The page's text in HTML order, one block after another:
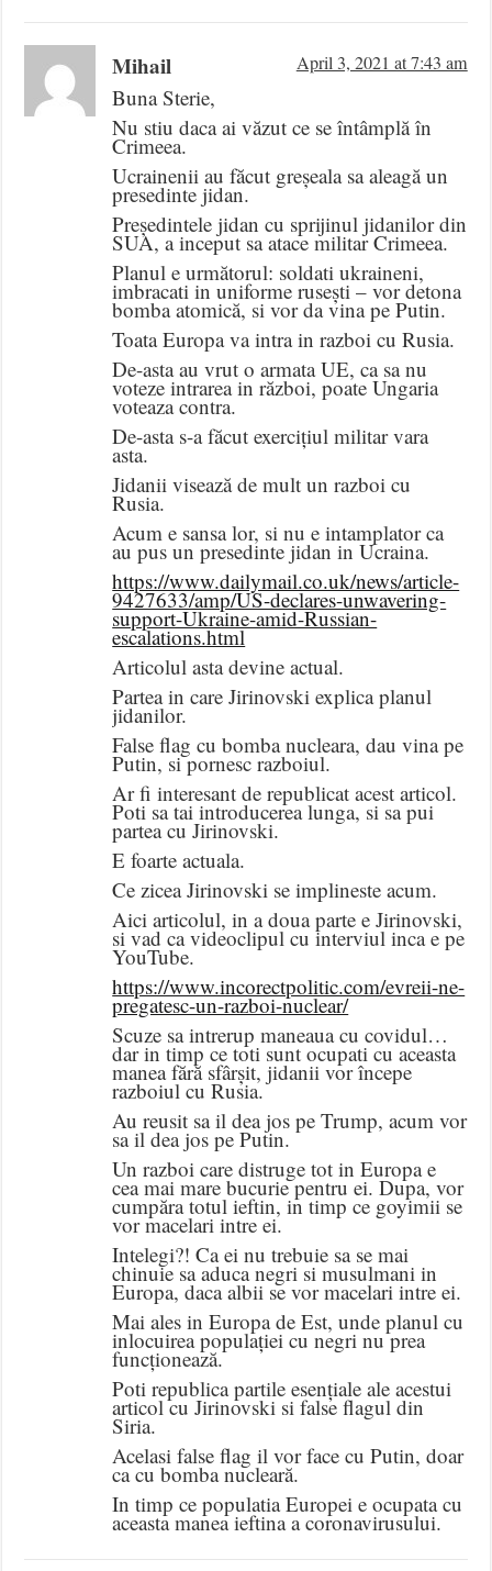
Mihail April 3, 2021 at 7:43 am
Buna Sterie,
Nu stiu daca ai văzut ce se întâmplă în
Crimeea.
Ucrainenii au făcut greșeala sa aleagă un
presedinte jidan.
Președintele jidan cu sprijinul jidanilor din
SUA, a inceput sa atace militar Crimeea.
Planul e următorul: soldati ukraineni,
imbracati in uniforme rusești – vor detona
bomba atomică, si vor da vina pe Putin.
Toata Europa va intra in razboi cu Rusia.
De-asta au vrut o armata UE, ca sa nu
voteze intrarea in război, poate Ungaria
voteaza contra.
De-asta s-a făcut exercițiul militar vara
asta.
Jidanii visează de mult un razboi cu
Rusia.
Acum e sansa lor, si nu e intamplator ca
au pus un presedinte jidan in Ucraina.
https://www.dailymail.co.uk/news/article-
9427633/amp/US-declares-unwavering-
support-Ukraine-amid-Russian-
escalations.html
Articolul asta devine actual.
Partea in care Jirinovski explica planul
jidanilor.
False flag cu bomba nucleara, dau vina pe
Putin, si pornesc razboiul.
Ar fi interesant de republicat acest articol.
Poti sa tai introducerea lunga, si sa pui
partea cu Jirinovski.
E foarte actuala.
Ce zicea Jirinovski se implineste acum.
Aici articolul, in a doua parte e Jirinovski,
si vad ca videoclipul cu interviul inca e pe
YouTube.
https://www.incorectpolitic.com/evreii-ne-
pregatesc-un-razboi-nuclear/
Scuze sa intrerup maneaua cu covidul…
dar in timp ce toti sunt ocupati cu aceasta
manea fără sfârșit, jidanii vor începe
razboiul cu Rusia.
Au reusit sa il dea jos pe Trump, acum vor
sa il dea jos pe Putin.
Un razboi care distruge tot in Europa e
cea mai mare bucurie pentru ei. Dupa, vor
cumpăra totul ieftin, in timp ce goyimii se
vor macelari intre ei.
Intelegi?! Ca ei nu trebuie sa se mai
chinuie sa aduca negri si musulmani in
Europa, daca albii se vor macelari intre ei.
Mai ales in Europa de Est, unde planul cu
inlocuirea populației cu negri nu prea
funcționează.
Poti republica partile esențiale ale acestui
articol cu Jirinovski si false flagul din
Siria.
Acelasi false flag il vor face cu Putin, doar
ca cu bomba nucleară.
In timp ce populatia Europei e ocupata cu
aceasta manea ieftina a coronavirusului.